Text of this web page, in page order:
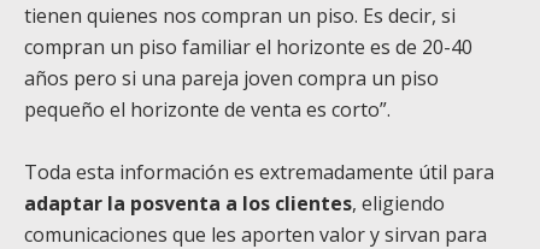
tienen quienes nos compran un piso. Es decir, si
compran un piso familiar el horizonte es de 20-40
años pero si una pareja joven compra un piso
pequeño el horizonte de venta es corto”.
Toda esta información es extremadamente útil para
adaptar la posventa a los clientes, eligiendo
comunicaciones que les aporten valor y sirvan para